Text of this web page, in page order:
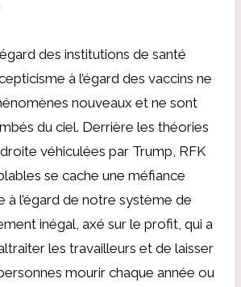
des institutions de santé
à l’égard des vaccins ne
nouveaux et ne sont
du ciel. Derrière les théories
véhiculées par Trump, RFK
se cache une méfiance
à l’égard de notre système de
inégal, axé sur le profit, qui a
les travailleurs et de laisser
mourir chaque année ou